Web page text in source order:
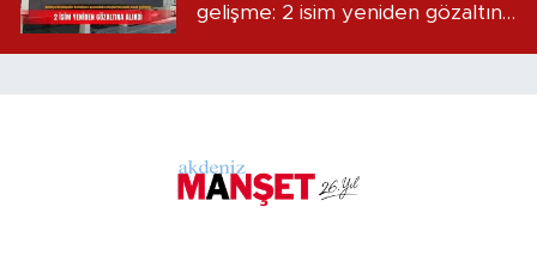
gelişme: 2 isim yeniden gözaltına